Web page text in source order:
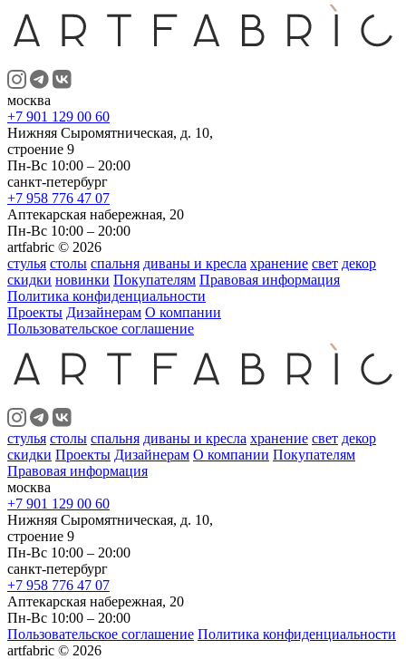
москва
+7 901 129 00 60
Нижняя Сыромятническая, д. 10,
строение 9
Пн-Вс 10:00 – 20:00
санкт-петербург
+7 958 776 47 07
Аптекарская набережная, 20
Пн-Вс 10:00 – 20:00
artfabric © 2026
стулья столы спальня диваны и кресла хранение свет декор
скидки новинки Покупателям Правовая информация
Политика конфиденциальности
Проекты Дизайнерам О компании
Пользовательское соглашение
стулья столы спальня диваны и кресла хранение свет декор
скидки Проекты Дизайнерам О компании Покупателям
Правовая информация
москва
+7 901 129 00 60
Нижняя Сыромятническая, д. 10,
строение 9
Пн-Вс 10:00 – 20:00
санкт-петербург
+7 958 776 47 07
Аптекарская набережная, 20
Пн-Вс 10:00 – 20:00
Пользовательское соглашение Политика конфиденциальности
artfabric © 2026